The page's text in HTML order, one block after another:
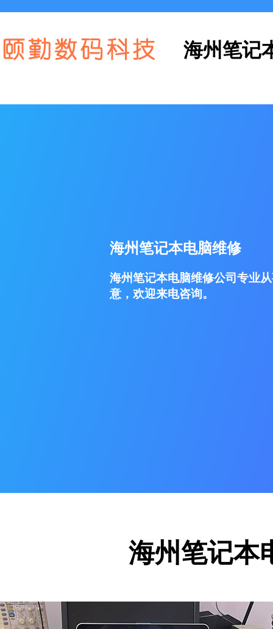
海州笔记
海州笔记本电脑维修
海州笔记本电脑维修公司专业
意，欢迎来电咨询。
海州笔记本